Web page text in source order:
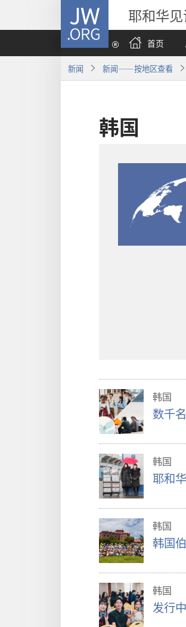
JW.ORG 耶和华
首页
新闻 新闻——按地区查看
韩国
韩国
数千
韩国
耶和
韩国
韩国
韩国
发行